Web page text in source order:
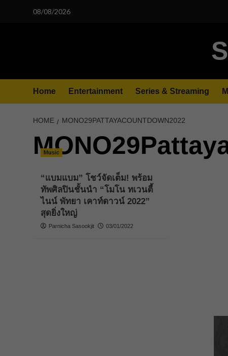
08/08/2026
Home Entertainment Series & Streaming
HOME MONO29PATTAYACOUNTDOWN2022
Music
“แบมแบม” โชว์จัดเต็ม! พร้อม
ทัพศิลปินชั้นนำ “โมโน ทเวนตี้
ไนน์ พัทยา เคาท์ดาวน์ 2022”
สุดยิ่งใหญ่
Parnicha Sasookjit 03/01/2022